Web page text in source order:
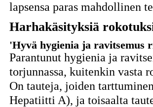
lapsensa paras mahdollinen
Harhakäsityksiä
'Hyvä hygienia ja ravitsemus
Parantunut hygienia ja
torjunnassa, kuitenkin vasta
On tauteja, joiden
Hepatiitti A), ja toisaalta